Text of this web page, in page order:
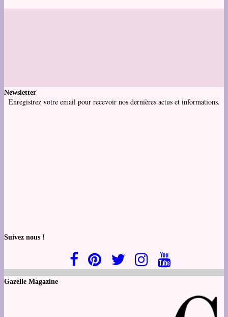
Newsletter
Enregistrez votre email pour recevoir nos dernières actus et informations.
Suivez nous !
Gazelle Magazine